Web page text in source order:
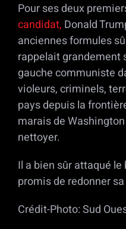
Pour ses deux
candidat, Donald
anciennes formules
rappelait grandement
gauche communiste
violeurs, criminels,
pays depuis la
marais de
nettoyer.
Il a bien sûr attaqué
promis de redonner
Crédit-Photo: Sud